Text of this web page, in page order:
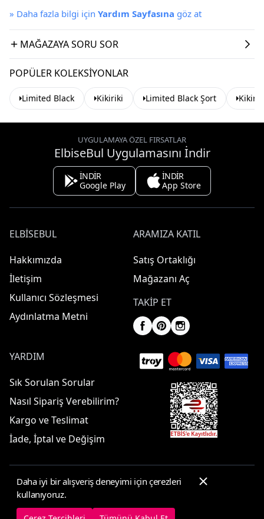
» Daha fazla bilgi için Yardım Sayfasına göz at
MAĞAZAYA SORU SOR
POPÜLER KOLEKSIYONLAR
Limited Black Kikiriki Limited Black Şort
UYGULAMAYA ÖZEL FIRSATLAR
ElbiseBul Uygulamasını İndir
İNDİR
Google Play
İNDİR
App Store
ELBISEBUL
Hakkımızda
İletişim
Kullanıcı Sözleşmesi
Aydınlatma Metni
ARAMIZA KATIL
Satış Ortaklığı
Mağazanı Aç
TAKIP ET
YARDIM
Sık Sorulan Sorular
Nasıl Sipariş Verebilirim?
Kargo ve Teslimat
İade, İptal ve Değişim
© 2025 ElbiseBul -
Çerez Tercihleri Çerez Politikası
Daha iyi bir alışveriş deneyimi için çerezleri
kullanıyoruz.